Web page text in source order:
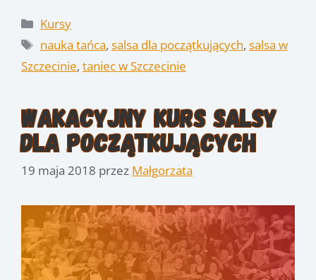
Kategorie
Kursy
Tagi
nauka tańca,salsa dla początkujących,salsa w
Szczecinie, taniec w Szczecinie
Wakacyjny kurs salsy
dla początkujących
19 maja 2018 przez Małgorzata